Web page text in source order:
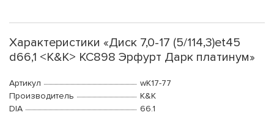
Характеристики «Диск 7,0-17 (5/114,3)et45
d66,1 <K&K> КС898 Эрфурт Дарк платинум»
Артикул
wK17-77
Производитель
K&K
DIA
66.1